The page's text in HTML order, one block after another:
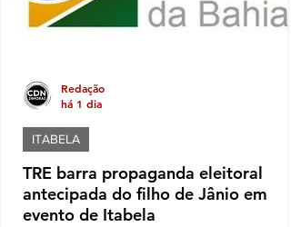
TRE barra propaganda eleitoral
antecipada do filho de Jânio em
evento de Itabela
ITABELA
Redação
há 1 dia